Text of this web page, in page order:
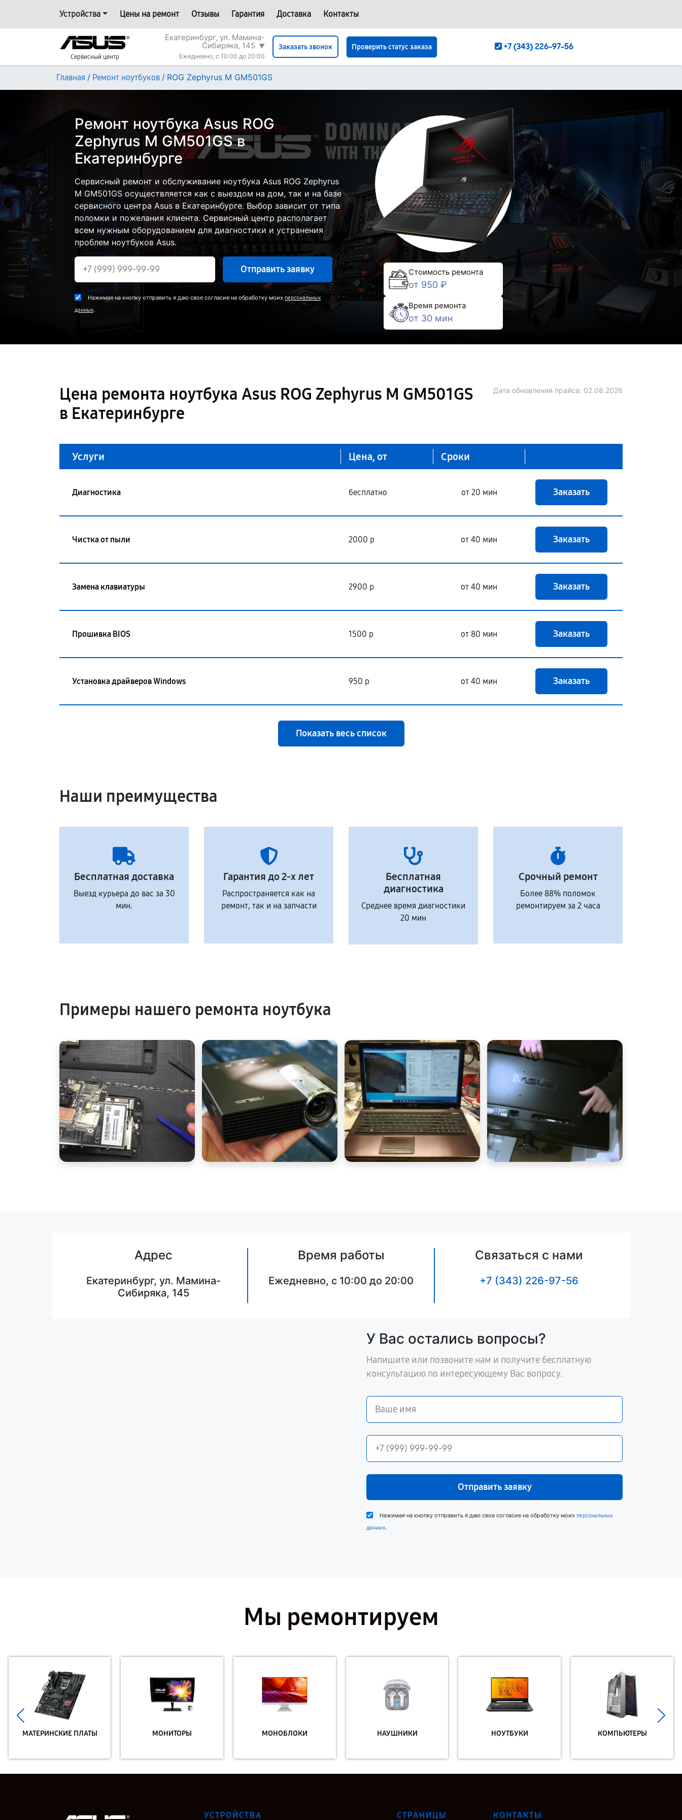
Устройства Цены на ремонт Отзывы Гарантия Доставка Контакты
Сервисный центр
Екатеринбург, ул. Мамина-
Сибиряка, 145 ▼
Ежедневно, с 10:00 до 20:00
Заказать звонок Проверить статус заказа +7 (343) 226-97-56
Главная / Ремонт ноутбуков / ROG Zephyrus M GM501GS
Ремонт ноутбука Asus ROG
Zephyrus M GM501GS в
Екатеринбурге
Сервисный ремонт и обслуживание ноутбука Asus ROG Zephyrus
M GM501GS осуществляется как с выездом на дом, так и на базе
сервисного центра Asus в Екатеринбурге. Выбор зависит от типа
поломки и пожелания клиента. Сервисный центр располагает
всем нужным оборудованием для диагностики и устранения
проблем ноутбуков Asus.
Отправить заявку
Нажимая на кнопку отправить я даю свое согласие на обработку моих персональных
данных.
Стоимость ремонта
от 950 ₽
Время ремонта
от 30 мин
Цена ремонта ноутбука Asus ROG Zephyrus M GM501GS
в Екатеринбурге
Дата обновления прайса: 02.08.2026
Услуги Цена, от Сроки
Диагностика бесплатно от 20 мин Заказать
Чистка от пыли 2000 р от 40 мин Заказать
Замена клавиатуры 2900 р от 40 мин Заказать
Прошивка BIOS 1500 р от 80 мин Заказать
Установка драйверов Windows 950 р от 40 мин Заказать
Показать весь список
Наши преимущества
Бесплатная доставка
Выезд курьера до вас за 30
мин.
Гарантия до 2-х лет
Распространяется как на
ремонт, так и на запчасти
Бесплатная
диагностика
Среднее время диагностики
20 мин
Срочный ремонт
Более 88% поломок
ремонтируем за 2 часа
Примеры нашего ремонта ноутбука
Адрес
Екатеринбург, ул. Мамина-
Сибиряка, 145
Время работы
Ежедневно, с 10:00 до 20:00
Связаться с нами
+7 (343) 226-97-56
У Вас остались вопросы?
Напишите или позвоните нам и получите бесплатную
консультацию по интересующему Вас вопросу.
Отправить заявку
Нажимая на кнопку отправить я даю свое согласие на обработку моих персональных
данных.
Мы ремонтируем
МАТЕРИНСКИЕ ПЛАТЫ МОНИТОРЫ МОНОБЛОКИ НАУШНИКИ НОУТБУКИ КОМПЬЮТЕРЫ
УСТРОЙСТВА СТРАНИЦЫ КОНТАКТЫ